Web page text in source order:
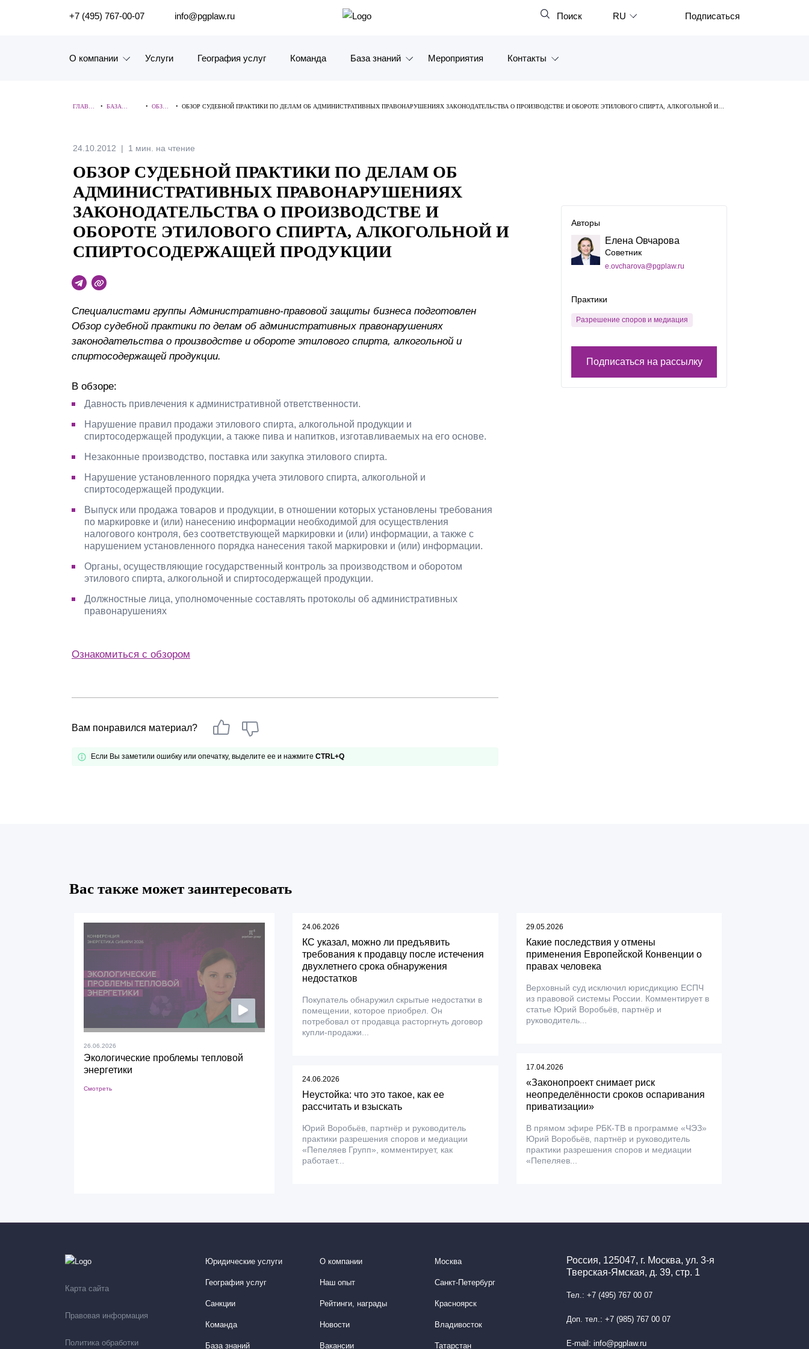
ПОИСК ПО САЙТУ Закрыть
+7 (495) 767-00-07 info@pgplaw.ru Поиск RU
Deutsch
Türkçe
Подписаться
О компании
Наш опыт
Рейтинги, Награды, Цифры
Новости
Карьера
История компании
Почему «Пепеляев Групп»?
Обращение Управляющего
Партнера
Социальная
Услуги География услуг Команда База знаний
Видео
Журналы
Антикризисный инфопортал
Брошюры
Мероприятия Контакты
ГЛАВНА •БАЗА • ОБЗОР •ОБЗОР СУДЕБНОЙ ПРАКТИКИ ПО ДЕЛАМ ОБ АДМИНИСТРАТИВНЫХ ПРАВОНАРУШЕНИЯХ ЗАКОНОДАТЕЛЬСТВА О ПРОИЗВОДСТВЕ И ОБОРОТЕ ЭТИЛОВОГО СПИРТА, АЛКОГОЛЬНОЙ И
24.10.2012 1 мин. на чтение
ОБЗОР СУДЕБНОЙ ПРАКТИКИ ПО ДЕЛАМ ОБ
АДМИНИСТРАТИВНЫХ ПРАВОНАРУШЕНИЯХ
ЗАКОНОДАТЕЛЬСТВА О ПРОИЗВОДСТВЕ И
ОБОРОТЕ ЭТИЛОВОГО СПИРТА, АЛКОГОЛЬНОЙ И
СПИРТОСОДЕРЖАЩЕЙ ПРОДУКЦИИ
Специалистами группы Административно-правовой защиты бизнеса подготовлен
Обзор судебной практики по делам об административных правонарушениях
законодательства о производстве и обороте этилового спирта, алкогольной и
спиртосодержащей продукции.
В обзоре:
Давность привлечения к административной ответственности.
Нарушение правил продажи этилового спирта, алкогольной продукции и
спиртосодержащей продукции, а также пива и напитков, изготавливаемых на его основе.
Незаконные производство, поставка или закупка этилового спирта.
Нарушение установленного порядка учета этилового спирта, алкогольной и
спиртосодержащей продукции.
Выпуск или продажа товаров и продукции, в отношении которых установлены требования
по маркировке и (или) нанесению информации необходимой для осуществления
налогового контроля, без соответствующей маркировки и (или) информации, а также с
нарушением установленного порядка нанесения такой маркировки и (или) информации.
Органы, осуществляющие государственный контроль за производством и оборотом
этилового спирта, алкогольной и спиртосодержащей продукции.
Должностные лица, уполномоченные составлять протоколы об административных
правонарушениях
Ознакомиться с обзором
Вам понравился материал?
Если Вы заметили ошибку или опечатку, выделите ее и нажмите CTRL+Q
Авторы
Елена Овчарова
Советник
e.ovcharova@pgplaw.ru
Практики
Разрешение споров и медиация
Подписаться на рассылку
Вас также может заинтересовать
26.06.2026
Экологические проблемы тепловой
энергетики
Смотреть
24.06.2026
КС указал, можно ли предъявить
требования к продавцу после истечения
двухлетнего срока обнаружения
недостатков
Покупатель обнаружил скрытые недостатки в
помещении, которое приобрел. Он
потребовал от продавца расторгнуть договор
купли-продажи...
24.06.2026
Неустойка: что это такое, как ее
рассчитать и взыскать
Юрий Воробьёв, партнёр и руководитель
практики разрешения споров и медиации
«Пепеляев Групп», комментирует, как
работает...
29.05.2026
Какие последствия у отмены
применения Европейской Конвенции о
правах человека
Верховный суд исключил юрисдикцию ЕСПЧ
из правовой системы России. Комментирует в
статье Юрий Воробьёв, партнёр и
руководитель...
17.04.2026
«Законопроект снимает риск
неопределённости сроков оспаривания
приватизации»
В прямом эфире РБК-ТВ в программе «ЧЭЗ»
Юрий Воробьёв, партнёр и руководитель
практики разрешения споров и медиации
«Пепеляев...
Карта сайта
Правовая информация
Политика обработки
Юридические услуги
География услуг
Санкции
Команда
База знаний
О компании
Наш опыт
Рейтинги, награды
Новости
Вакансии
Москва
Санкт-Петербург
Красноярск
Владивосток
Татарстан
Россия, 125047, г. Москва, ул. 3-я
Тверская-Ямская, д. 39, стр. 1
Тел.: +7 (495) 767 00 07
Доп. тел.: +7 (985) 767 00 07
E-mail: info@pgplaw.ru